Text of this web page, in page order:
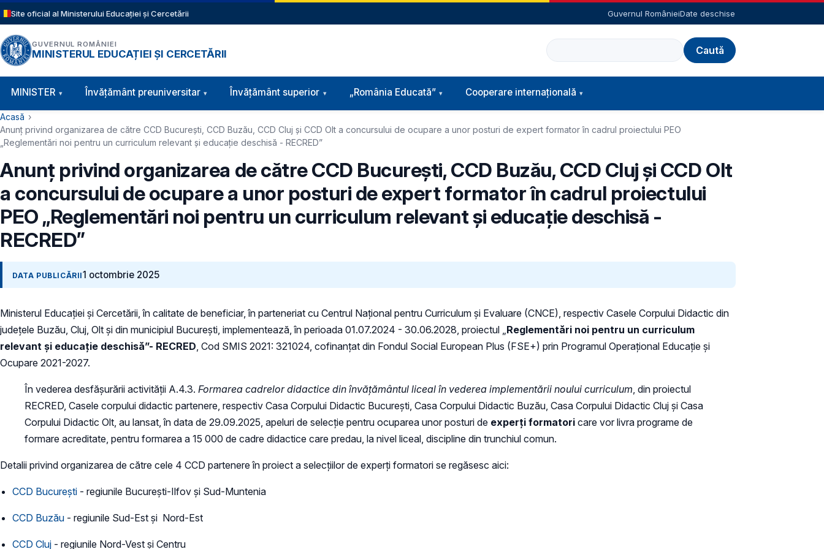
Sari la conținutul principal
Site oficial al Ministerului Educației și Cercetării Guvernul RomânieiDate deschise
GUVERNUL ROMÂNIEI
MINISTERUL EDUCAȚIEI ȘI CERCETĂRII
Caută
Navigație principală
MINISTER Învăţământ preuniversitar Învățământ superior „România Educată” Cooperare internațională
Cale de navigare
Acasă
Anunț privind organizarea de către CCD București, CCD Buzău, CCD Cluj și CCD Olt a concursului de ocupare a unor posturi de expert formator în cadrul proiectului PEO
„Reglementări noi pentru un curriculum relevant și educație deschisă - RECRED”
Anunț privind organizarea de către CCD București, CCD Buzău, CCD Cluj și CCD Olt
a concursului de ocupare a unor posturi de expert formator în cadrul proiectului
PEO „Reglementări noi pentru un curriculum relevant și educație deschisă -
RECRED”
DATA PUBLICĂRII1 octombrie 2025
Ministerul Educației și Cercetării, în calitate de beneficiar, în parteneriat cu Centrul Național pentru Curriculum și Evaluare (CNCE), respectiv Casele Corpului Didactic din
județele Buzău, Cluj, Olt și din municipiul București, implementează, în perioada 01.07.2024 - 30.06.2028, proiectul „Reglementări noi pentru un curriculum
relevant și educație deschisă”- RECRED, Cod SMIS 2021: 321024, cofinanțat din Fondul Social European Plus (FSE+) prin Programul Operațional Educație și
Ocupare 2021-2027.
În vederea desfășurării activității A.4.3. Formarea cadrelor didactice din învățământul liceal în vederea implementării noului curriculum, din proiectul
RECRED, Casele corpului didactic partenere, respectiv Casa Corpului Didactic București, Casa Corpului Didactic Buzău, Casa Corpului Didactic Cluj și Casa
Corpului Didactic Olt, au lansat, în data de 29.09.2025, apeluri de selecție pentru ocuparea unor posturi de experți formatori care vor livra programe de
formare acreditate, pentru formarea a 15 000 de cadre didactice care predau, la nivel liceal, discipline din trunchiul comun.
Detalii privind organizarea de către cele 4 CCD partenere în proiect a selecțiilor de experți formatori se regăsesc aici:
CCD București - regiunile București-Ilfov și Sud-Muntenia
CCD Buzău - regiunile Sud-Est și Nord-Est
CCD Cluj - regiunile Nord-Vest și Centru